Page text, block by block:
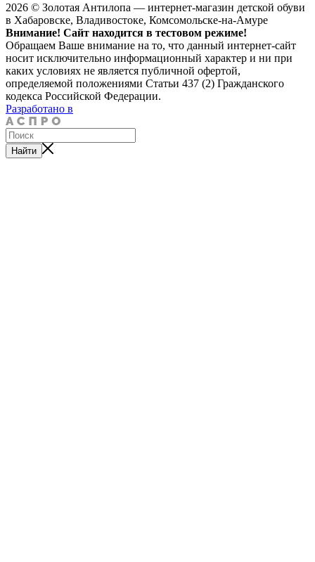
2026 © Золотая Антилопа — интернет-магазин детской обуви
в Хабаровске, Владивостоке, Комсомольске-на-Амуре
Внимание! Сайт находится в тестовом режиме!
Обращаем Ваше внимание на то, что данный интернет-сайт
носит исключительно информационный характер и ни при
каких условиях не является публичной офертой,
определяемой положениями Статьи 437 (2) Гражданского
кодекса Российской Федерации.
Разработано в
Найти